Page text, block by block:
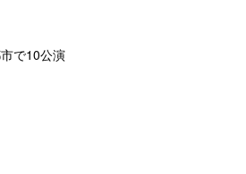
で10公演